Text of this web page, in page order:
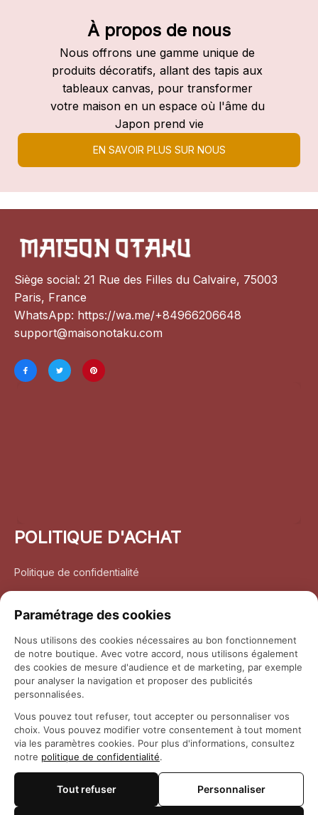
À propos de nous
Nous offrons une gamme unique de
produits décoratifs, allant des tapis aux
tableaux canvas, pour transformer
votre maison en un espace où l'âme du
Japon prend vie
EN SAVOIR PLUS SUR NOUS
Siège social: 21 Rue des Filles du Calvaire, 75003
Paris, France
WhatsApp: https://wa.me/+84966206648
support@maisonotaku.com
POLITIQUE D'ACHAT
Politique de confidentialité
Politique de retour et remboursement
Coordonnées
Questions fréquemment posées
© 2026 Maison Otaku
Paramétrage des cookies
Nous utilisons des cookies nécessaires au bon fonctionnement
de notre boutique. Avec votre accord, nous utilisons également
des cookies de mesure d'audience et de marketing, par exemple
pour analyser la navigation et proposer des publicités
personnalisées.
Vous pouvez tout refuser, tout accepter ou personnaliser vos
choix. Vous pouvez modifier votre consentement à tout moment
via les paramètres cookies. Pour plus d'informations, consultez
notre politique de confidentialité.
Tout refuser Personnaliser